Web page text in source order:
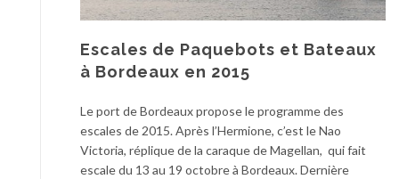
Escales de Paquebots et Bateaux
à Bordeaux en 2015
Le port de Bordeaux propose le programme des
escales de 2015. Après l’Hermione, c’est le Nao
Victoria, réplique de la caraque de Magellan, qui fait
escale du 13 au 19 octobre à Bordeaux. Dernière